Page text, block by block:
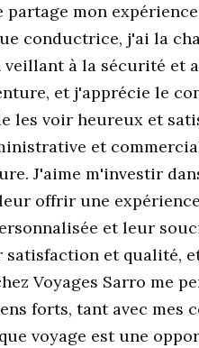
partage mon
conductrice, j'ai la
à la sécurité et
et j'apprécie le
les voir heureux et
et
J'aime m'investir
offrir une
et leur
et qualité,
Voyages Sarro me
forts, tant avec mes
voyage est une